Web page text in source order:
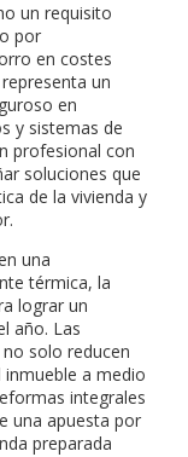
un requisito
por
en costes
un
en
y sistemas de
profesional con
soluciones que
de la vivienda y
una
térmica, la
lograr un
año. Las
solo reducen
a medio
integrales
una apuesta por
preparada